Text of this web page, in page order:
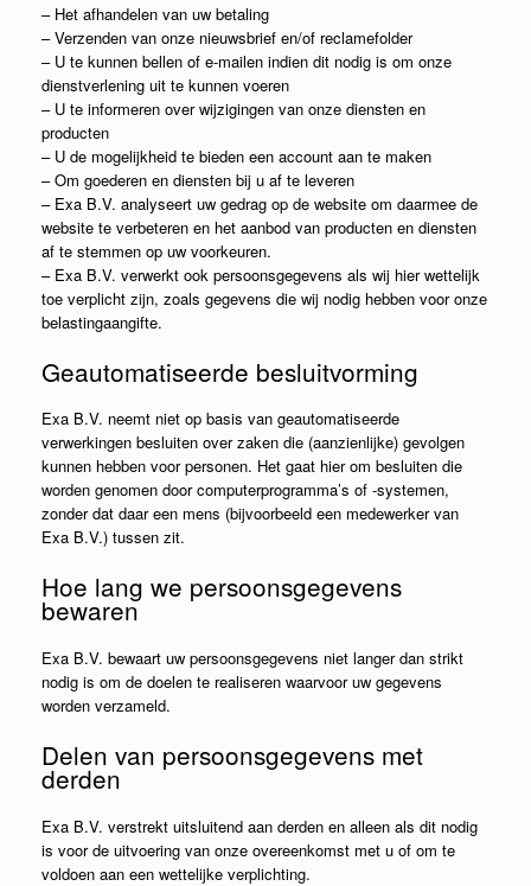
– Het afhandelen van uw betaling
– Verzenden van onze nieuwsbrief en/of reclamefolder
– U te kunnen bellen of e-mailen indien dit nodig is om onze
dienstverlening uit te kunnen voeren
– U te informeren over wijzigingen van onze diensten en
producten
– U de mogelijkheid te bieden een account aan te maken
– Om goederen en diensten bij u af te leveren
– Exa B.V. analyseert uw gedrag op de website om daarmee de
website te verbeteren en het aanbod van producten en diensten
af te stemmen op uw voorkeuren.
– Exa B.V. verwerkt ook persoonsgegevens als wij hier wettelijk
toe verplicht zijn, zoals gegevens die wij nodig hebben voor onze
belastingaangifte.
Geautomatiseerde besluitvorming
Exa B.V. neemt niet op basis van geautomatiseerde
verwerkingen besluiten over zaken die (aanzienlijke) gevolgen
kunnen hebben voor personen. Het gaat hier om besluiten die
worden genomen door computerprogramma’s of -systemen,
zonder dat daar een mens (bijvoorbeeld een medewerker van
Exa B.V.) tussen zit.
Hoe lang we persoonsgegevens
bewaren
Exa B.V. bewaart uw persoonsgegevens niet langer dan strikt
nodig is om de doelen te realiseren waarvoor uw gegevens
worden verzameld.
Delen van persoonsgegevens met
derden
Exa B.V. verstrekt uitsluitend aan derden en alleen als dit nodig
is voor de uitvoering van onze overeenkomst met u of om te
voldoen aan een wettelijke verplichting.